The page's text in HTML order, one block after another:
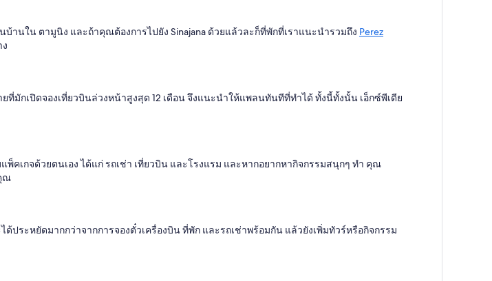
านใน ตามูนิง และถ้าคุณต้องการไปยัง Sinajana ด้วยแล้วละก็ที่พักที่เราแนะนำรวมถึง Perez
มักเปิดจองเที่ยวบินล่วงหน้าสูงสุด 12 เดือน จึงแนะนำให้แพลนทันทีที่ทำได้ ทั้งนี้ทั้งนั้น เอ็กซ์พีเดีย
คเกจด้วยตนเอง ได้แก่ รถเช่า เที่ยวบิน และโรงแรม และหากอยากหากิจกรรมสนุกๆ ทำ คุณ
ณ
ระหยัดมากกว่าจากการจองตั๋วเครื่องบิน ที่พัก และรถเช่าพร้อมกัน แล้วยังเพิ่มทัวร์หรือกิจกรรม